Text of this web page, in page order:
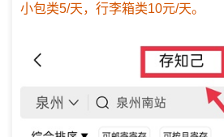
小包类5/天，行李箱类10元/天。